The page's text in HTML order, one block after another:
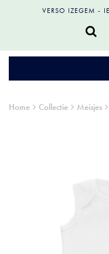
VERSO IZEGEM
Home Collectie Meisjes